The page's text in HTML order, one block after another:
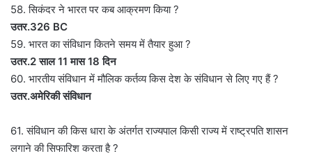
58. सिकंदर ने भारत पर कब आक्रमण किया ?
उतर.326 BC
59. भारत का संविधान कितने समय में तैयार हुआ ?
उतर.2 साल 11 मास 18 दिन
60. भारतीय संविधान में मौलिक कर्तव्य किस देश के संविधान से लिए गए हैं ?
उतर.अमेरिकी संविधान
61. संविधान की किस धारा के अंतर्गत राज्यपाल किसी राज्य में राष्ट्रपति शासन
लगाने की सिफारिश करता है ?